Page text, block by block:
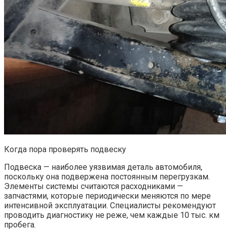
Когда пора проверять подвеску
Подвеска — наиболее уязвимая деталь автомобиля,
поскольку она подвержена постоянным перегрузкам.
Элементы системы считаются расходниками —
запчастями, которые периодически меняются по мере
интенсивной эксплуатации. Специалисты рекомендуют
проводить диагностику не реже, чем каждые 10 тыс. км
пробега.